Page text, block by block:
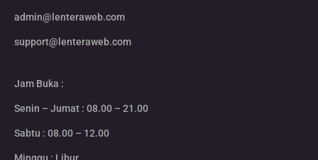
admin@lenteraweb.com
support@lenteraweb.com
Jam Buka :
Senin – Jumat : 08.00 – 21.00
Sabtu : 08.00 – 12.00